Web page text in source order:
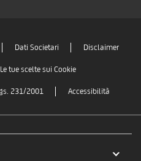
Dati Societari Disclaimer
Le tue scelte sui Cookie
231/2001 Accessibilità